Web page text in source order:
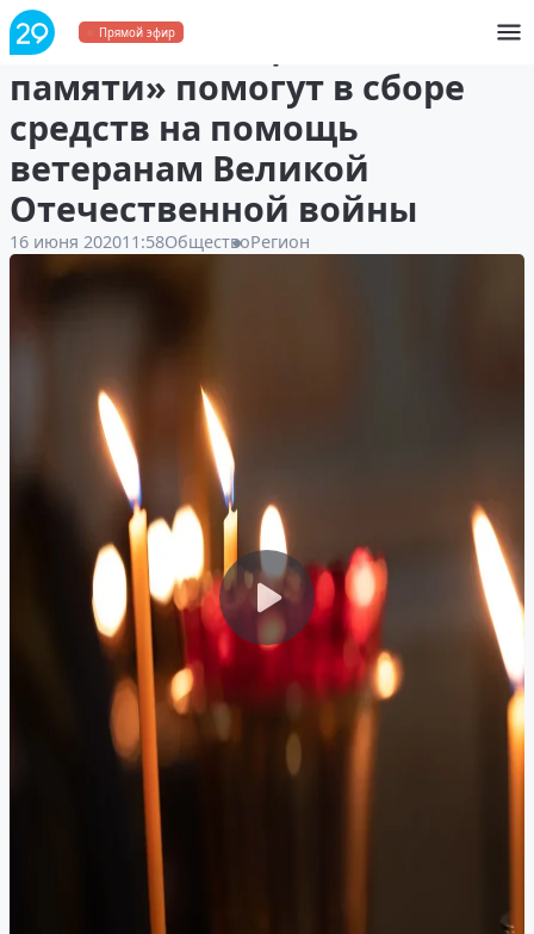
Прямой эфир
Участники акции «Свеча
памяти» помогут в сборе
средств на помощь
ветеранам Великой
Отечественной войны
16 июня 202011:58ОбществоРегион